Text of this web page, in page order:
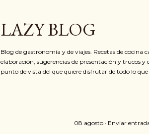
LAZY BLOG
Blog de gastronomía y de viajes. Recetas de cocina
elaboración, sugerencias de presentación y trucos y
punto de vista del que quiere disfrutar de todo lo
08 agosto Enviar